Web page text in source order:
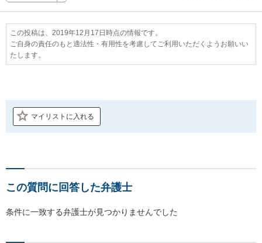
この投稿は、2019年12月17日時点の情報です。
ご自身の責任のもと適法性・有用性を考慮してご利用いただくようお願いい
たします。
マイリストに入れる
この質問に回答した弁護士
条件に一致する弁護士が見つかりませんでした